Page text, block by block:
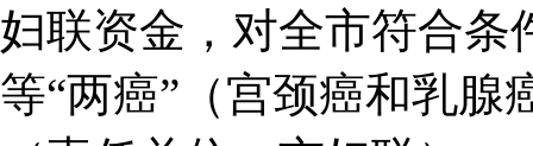
妇联资金，对全市符合条
等“两癌”（宫颈癌和乳